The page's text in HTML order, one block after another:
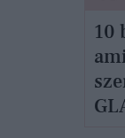
10